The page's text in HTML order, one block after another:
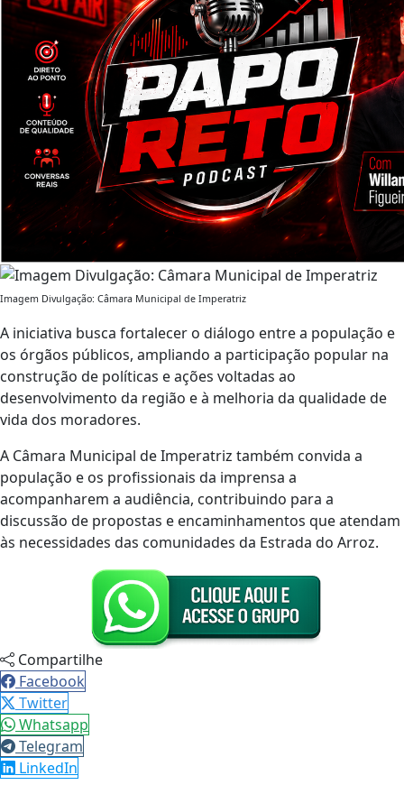
Imagem Divulgação: Câmara Municipal de Imperatriz
A iniciativa busca fortalecer o diálogo entre a população e
os órgãos públicos, ampliando a participação popular na
construção de políticas e ações voltadas ao
desenvolvimento da região e à melhoria da qualidade de
vida dos moradores.
A Câmara Municipal de Imperatriz também convida a
população e os profissionais da imprensa a
acompanharem a audiência, contribuindo para a
discussão de propostas e encaminhamentos que atendam
às necessidades das comunidades da Estrada do Arroz.
Compartilhe
Facebook
Twitter
Whatsapp
Telegram
LinkedIn